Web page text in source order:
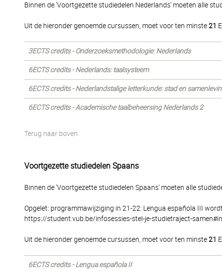
Binnen de 'Voortgezette studiedelen Nederlands' moeten alle
Uit de hieronder genoemde cursussen, moet voor ten minste21
3ECTS credits - Onderzoeksmethodologie: Nederlands
6ECTS credits - Nederlands: taalsysteem
6ECTS credits - Nederlandstalige letterkunde: stad en
6ECTS credits - Academische taalbeheersing Nederlands 2
Terug naar boven
Voortgezette studiedelen Spaans
Binnen de 'Voortgezette studiedelen Spaans' moeten alle
Opgelet: programmawijziging in 21-22: Lengua española III
https://student.vub.be/infosessies-stel-je-studietraject-
Uit de hieronder genoemde cursussen, moet voor ten minste21
6ECTS credits - Lengua española II